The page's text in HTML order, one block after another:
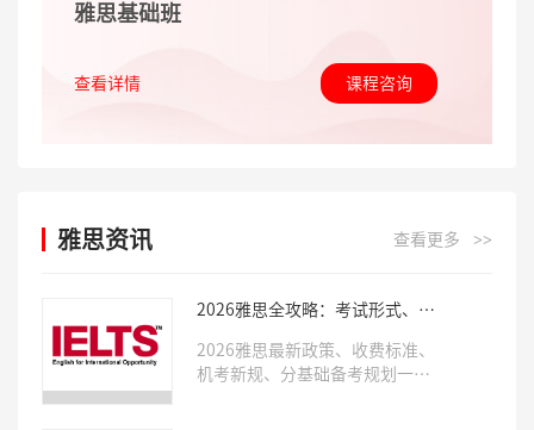
雅思基础班
查看详情 课程咨询
雅思资讯 查看更多 >>
2026雅思全攻略：考试形式、费
2026雅思最新政策、收费标准、
机考新规、分基础备考规划一次